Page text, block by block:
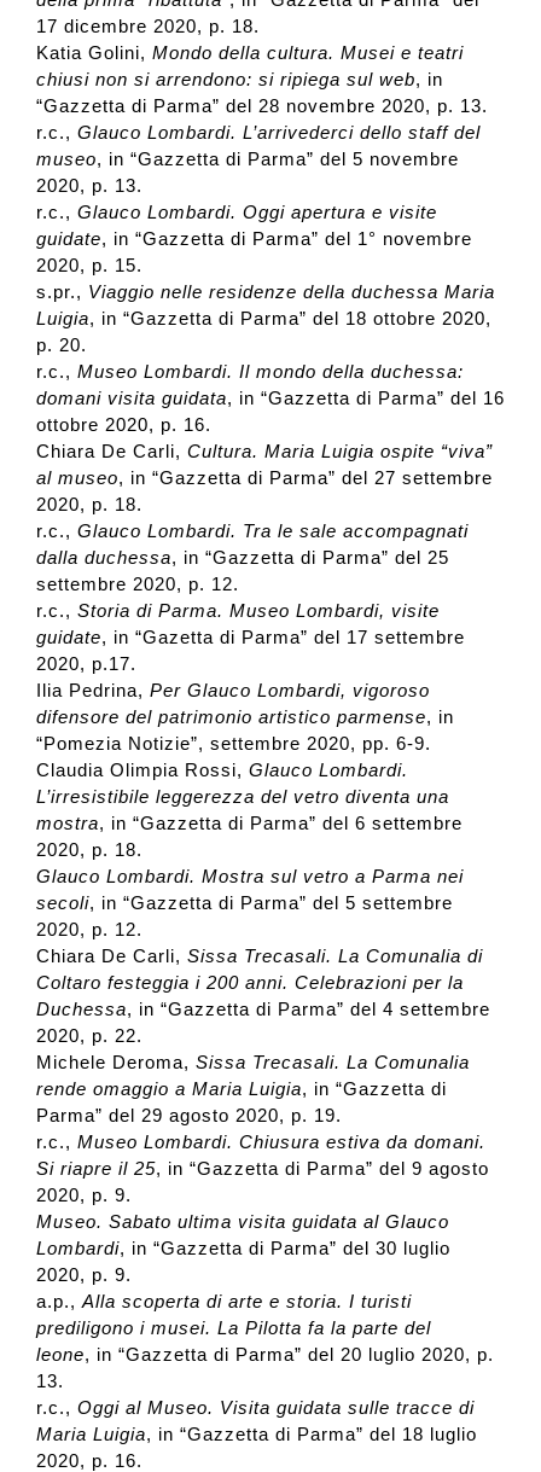
17 dicembre 2020, p. 18.
Katia Golini, Mondo della cultura. Musei e teatri
chiusi non si arrendono: si ripiega sul web, in
“Gazzetta di Parma” del 28 novembre 2020, p. 13.
r.c., Glauco Lombardi. L’arrivederci dello staff del
museo, in “Gazzetta di Parma” del 5 novembre
2020, p. 13.
r.c., Glauco Lombardi. Oggi apertura e visite
guidate, in “Gazzetta di Parma” del 1° novembre
2020, p. 15.
s.pr., Viaggio nelle residenze della duchessa Maria
Luigia, in “Gazzetta di Parma” del 18 ottobre 2020,
p. 20.
r.c., Museo Lombardi. Il mondo della duchessa:
domani visita guidata, in “Gazzetta di Parma” del 16
ottobre 2020, p. 16.
Chiara De Carli, Cultura. Maria Luigia ospite “viva”
al museo, in “Gazzetta di Parma” del 27 settembre
2020, p. 18.
r.c., Glauco Lombardi. Tra le sale accompagnati
dalla duchessa, in “Gazzetta di Parma” del 25
settembre 2020, p. 12.
r.c., Storia di Parma. Museo Lombardi, visite
guidate, in “Gazetta di Parma” del 17 settembre
2020, p.17.
Ilia Pedrina, Per Glauco Lombardi, vigoroso
difensore del patrimonio artistico parmense, in
“Pomezia Notizie”, settembre 2020, pp. 6-9.
Claudia Olimpia Rossi, Glauco Lombardi.
L’irresistibile leggerezza del vetro diventa una
mostra, in “Gazzetta di Parma” del 6 settembre
2020, p. 18.
Glauco Lombardi. Mostra sul vetro a Parma nei
secoli, in “Gazzetta di Parma” del 5 settembre
2020, p. 12.
Chiara De Carli, Sissa Trecasali. La Comunalia di
Coltaro festeggia i 200 anni. Celebrazioni per la
Duchessa, in “Gazzetta di Parma” del 4 settembre
2020, p. 22.
Michele Deroma, Sissa Trecasali. La Comunalia
rende omaggio a Maria Luigia, in “Gazzetta di
Parma” del 29 agosto 2020, p. 19.
r.c., Museo Lombardi. Chiusura estiva da domani.
Si riapre il 25, in “Gazzetta di Parma” del 9 agosto
2020, p. 9.
Museo. Sabato ultima visita guidata al Glauco
Lombardi, in “Gazzetta di Parma” del 30 luglio
2020, p. 9.
a.p., Alla scoperta di arte e storia. I turisti
prediligono i musei. La Pilotta fa la parte del
leone, in “Gazzetta di Parma” del 20 luglio 2020, p.
13.
r.c., Oggi al Museo. Visita guidata sulle tracce di
Maria Luigia, in “Gazzetta di Parma” del 18 luglio
2020, p. 16.